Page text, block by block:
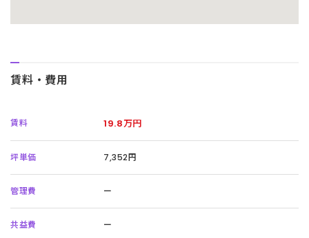
賃料・費用
賃料 19.8万円
坪単価 7,352円
管理費 ー
共益費 ー